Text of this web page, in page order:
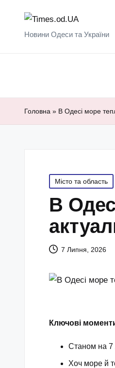
Новини Одеси та України
Головна » В Одесі море
Posted
in
Місто та область
В
7 Липня, 2026
Ключові
Станом на 7
Хоч море й